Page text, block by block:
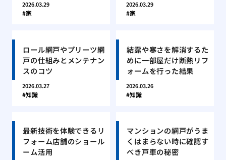
2026.03.29
家
2026.03.29
家
ロール網戸やプリーツ網
戸の仕組みとメンテナン
スのコツ
2026.03.27
知識
結露や寒さを解消するた
めに一部屋だけ断熱リフ
ォームを行った結果
2026.03.26
知識
最新技術を体験できるリ
フォーム店舗のショール
ーム活用
マンションの網戸がうま
くはまらない時に確認す
べき戸車の秘密